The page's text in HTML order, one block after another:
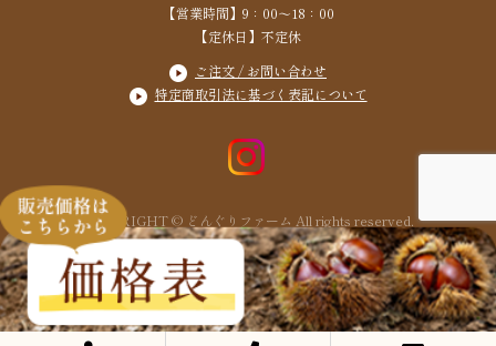
【営業時間】9：00～18：00
【定休日】不定休
ご注文 / お問い合わせ
特定商取引法に基づく表記について
COPYRIGHT © どんぐりファーム All rights reserved.